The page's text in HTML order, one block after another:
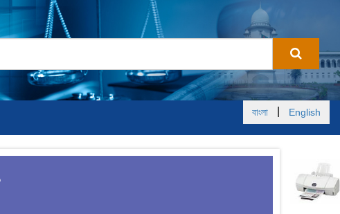
বাংলা English